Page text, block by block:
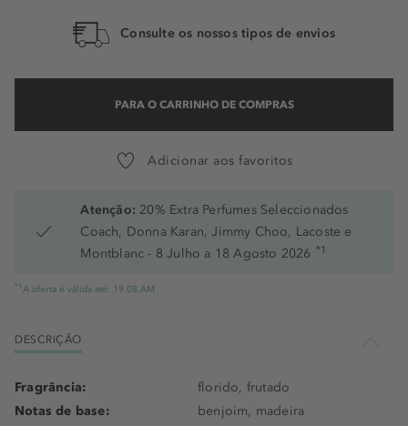
Consulte os nossos tipos de envios
PARA O CARRINHO DE COMPRAS
Adicionar aos favoritos
Atenção: 20% Extra Perfumes Seleccionados
Coach, Donna Karan, Jimmy Choo, Lacoste e
Montblanc - 8 Julho a 18 Agosto 2026 *1
*1 A oferta é válida até: 19.08.AM
DESCRIÇÃO
Fragrância:
florido, frutado
Notas de base:
benjoim, madeira